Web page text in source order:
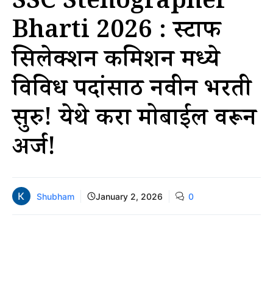
Bharti 2026 : स्टाफ
सिलेक्शन कमिशन मध्ये
विविध पदांसाठी नवीन भरती
सुरु! येथे करा मोबाईल वरून
अर्ज!
Shubham January 2, 2026 0